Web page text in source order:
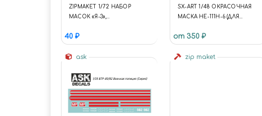
ZIPMAKET 1/72 НАБОР
МАСОК «Я-3»,
40 ₽
SX-ART 1/48 ОКРАСОЧНАЯ
МАСКА HE-111H-6 (ДЛЯ
от 350 ₽
ask zip maket